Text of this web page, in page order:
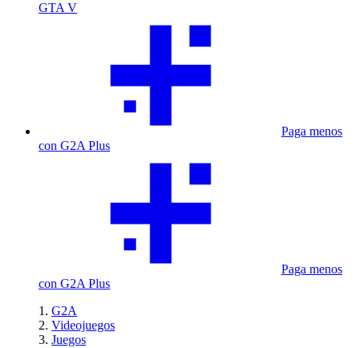
GTA V
Paga menos
con G2A Plus
Paga menos
con G2A Plus
G2A
Videojuegos
Juegos